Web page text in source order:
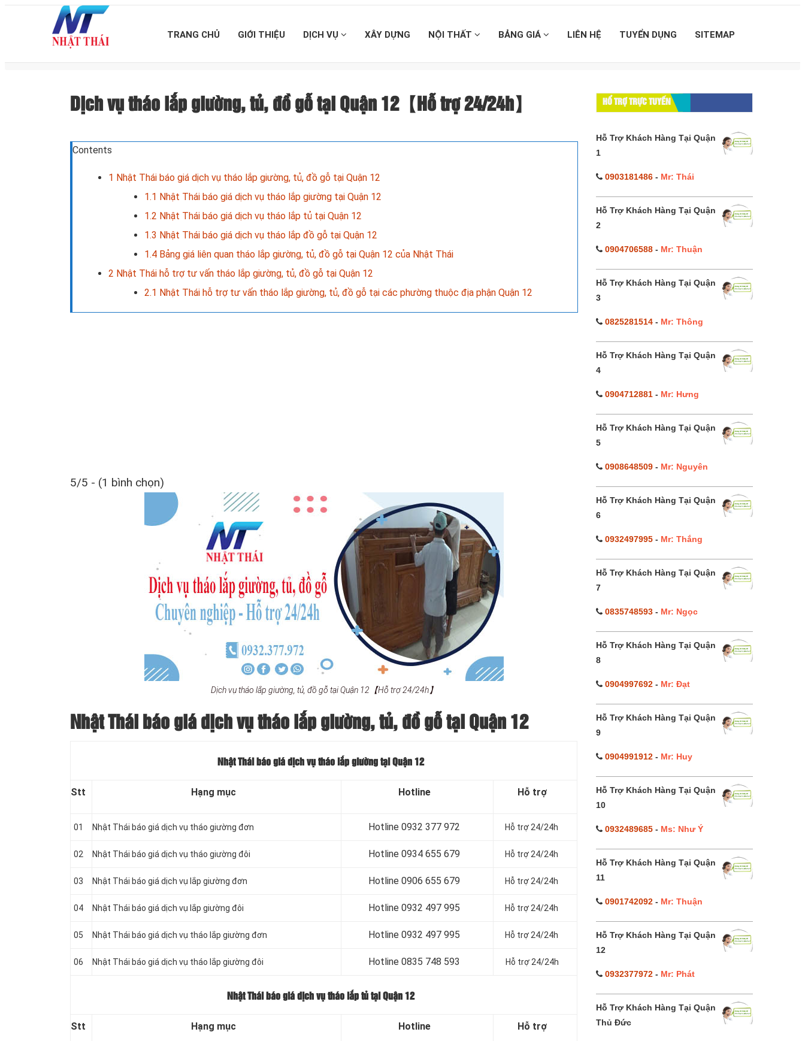
TRANG CHỦ GIỚI THIỆU DỊCH VỤ XÂY DỰNG NỘI THẤT BẢNG GIÁ LIÊN HỆ TUYỂN DỤNG SITEMAP
Dịch vụ tháo lắp giường, tủ, đồ gỗ tại Quận 12【Hỗ trợ 24/24h】
Contents
1 Nhật Thái báo giá dịch vụ tháo lắp giường, tủ, đồ gỗ tại Quận 12
1.1 Nhật Thái báo giá dịch vụ tháo lắp giường tại Quận 12
1.2 Nhật Thái báo giá dịch vụ tháo lắp tủ tại Quận 12
1.3 Nhật Thái báo giá dịch vụ tháo lắp đồ gỗ tại Quận 12
1.4 Bảng giá liên quan tháo lắp giường, tủ, đồ gỗ tại Quận 12 của Nhật Thái
2 Nhật Thái hỗ trợ tư vấn tháo lắp giường, tủ, đồ gỗ tại Quận 12
2.1 Nhật Thái hỗ trợ tư vấn tháo lắp giường, tủ, đồ gỗ tại các phường thuộc địa phận Quận 12
5/5 - (1 bình chọn)
Dịch vụ tháo lắp giường, tủ, đồ gỗ tại Quận 12【Hỗ trợ 24/24h】
Nhật Thái báo giá dịch vụ tháo lắp giường, tủ, đồ gỗ tại Quận 12
Nhật Thái báo giá dịch vụ tháo lắp giường tại Quận 12
Stt Hạng mục Hotline Hỗ trợ
01 Nhật Thái báo giá dịch vụ tháo giường đơn Hotline 0932 377 972 Hỗ trợ 24/24h
02 Nhật Thái báo giá dịch vụ tháo giường đôi Hotline 0934 655 679 Hỗ trợ 24/24h
03 Nhật Thái báo giá dịch vụ lắp giường đơn Hotline 0906 655 679 Hỗ trợ 24/24h
04 Nhật Thái báo giá dịch vụ lắp giường đôi Hotline 0932 497 995 Hỗ trợ 24/24h
05 Nhật Thái báo giá dịch vụ tháo lắp giường đơn Hotline 0932 497 995 Hỗ trợ 24/24h
06 Nhật Thái báo giá dịch vụ tháo lắp giường đôi Hotline 0835 748 593 Hỗ trợ 24/24h
Nhật Thái báo giá dịch vụ tháo lắp tủ tại Quận 12
Stt Hạng mục Hotline Hỗ trợ
HỔ TRỢ TRỰC TUYẾN
Hỗ Trợ Khách Hàng Tại Quận
1
0903181486- Mr: Thái
Hỗ Trợ Khách Hàng Tại Quận
2
0904706588- Mr: Thuận
Hỗ Trợ Khách Hàng Tại Quận
3
0825281514- Mr: Thông
Hỗ Trợ Khách Hàng Tại Quận
4
0904712881- Mr: Hưng
Hỗ Trợ Khách Hàng Tại Quận
5
0908648509- Mr: Nguyên
Hỗ Trợ Khách Hàng Tại Quận
6
0932497995- Mr: Thắng
Hỗ Trợ Khách Hàng Tại Quận
7
0835748593- Mr: Ngọc
Hỗ Trợ Khách Hàng Tại Quận
8
0904997692- Mr: Đạt
Hỗ Trợ Khách Hàng Tại Quận
9
0904991912- Mr: Huy
Hỗ Trợ Khách Hàng Tại Quận
10
0932489685- Ms: Như Ý
Hỗ Trợ Khách Hàng Tại Quận
11
0901742092- Mr: Thuận
Hỗ Trợ Khách Hàng Tại Quận
12
0932377972- Mr: Phát
Hỗ Trợ Khách Hàng Tại Quận
Thủ Đức